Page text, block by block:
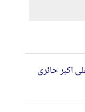
اکبر حائری